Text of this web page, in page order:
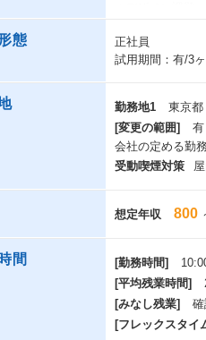
是非これまでの
海外の事業戦略
・導線設計を踏
サービス全体を
どのようなUX・
・グラフィック
バナーやポスタ
ポジションの魅力
・toCのサービス
toCサービスの
態
正社員
試用期間：有/3ヶ
勤務地1
東京都
[変更の範囲]
有
会社の定める勤
受動喫煙対策
想定年収 800
間 [勤務時間]
[平均残業時間]
[みなし残業]
確
[フレックスタイ